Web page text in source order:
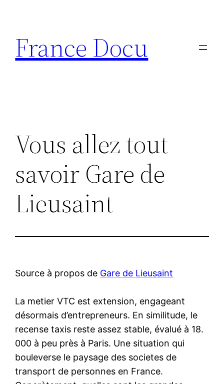
contenu
France Docu
Vous allez tout
savoir Gare de
Lieusaint
Source à propos de Gare de Lieusaint
La metier VTC est extension, engageant
désormais d’entrepreneurs. En similitude, le
recense taxis reste assez stable, évalué à 18.
000 à peu près à Paris. Une situation qui
bouleverse le paysage des societes de
transport de personnes en France.